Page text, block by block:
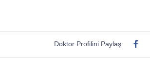
Doktor Profilini Paylaş: